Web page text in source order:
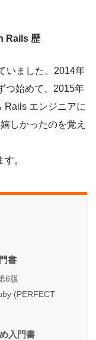
Rails 歴
いました。2014年
つ始めて、2015年
Rails エンジニアに
しかったのを覚え
。
書
6版
(PERFECT
入門書